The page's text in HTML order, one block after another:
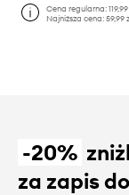
Cena regularna:
Najniższa cena:59,99
-20%
za zapis